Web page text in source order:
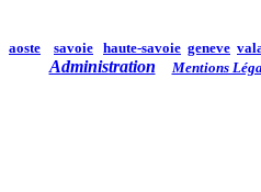
aoste savoie haute-savoie geneve
Administration Mentions